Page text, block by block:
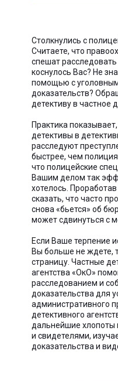
Столкнулись с
Считаете, что
спешат
коснулось Вас? Не
помощью с
доказательств?
детективу в частное
Практика
детективы в
расследуют
быстрее, чем
что полицейские
Вашим делом так
хотелось.
сказать, что часто
снова «бьется» об
может сдвинуться с
Если Ваше терпение
Вы больше не ждете,
страницу. Частные
агентства «ОкО»
расследованием и
доказательства для
административного
детективного
дальнейшие
и свидетелями,
доказательства и